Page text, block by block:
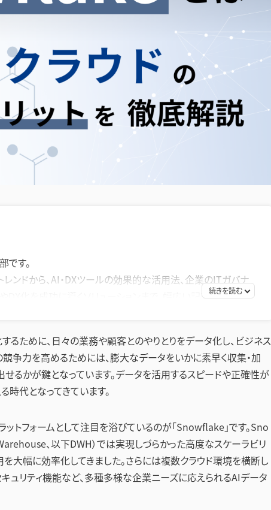
です。
レンドから、AI・DXツールの効果的な活用法、企業のITガバナ
DX化を成功に導くソリューションまで、幅広い記事を提供して
お届けすることを目指します。
るために、日々の業務や顧客とのやりとりをデータ化し、ビジネス
争力を高めるためには、膨大なデータをいかに素早く収集・加
せるかが鍵となっています。データを活用するスピードや正確性が
代となってきています。
ットフォームとして注目を浴びているのが「Snowflake」です。Sno
、以下DWH）では実現しづらかった高度なスケーラビリ
大幅に効率化してきました。さらには複数クラウド環境を横断し
ュリティ機能など、多種多様な企業ニーズに応えられるAIデータ